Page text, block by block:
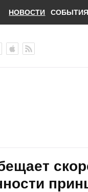
НОВОСТИ СОБЫТИЯ